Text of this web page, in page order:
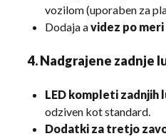
vozilom (uporaben za
Dodaja avidez po meri
4. Nadgrajene zadnje
LED kompleti zadnjih
odziven kot standard.
Dodatki za tretjo